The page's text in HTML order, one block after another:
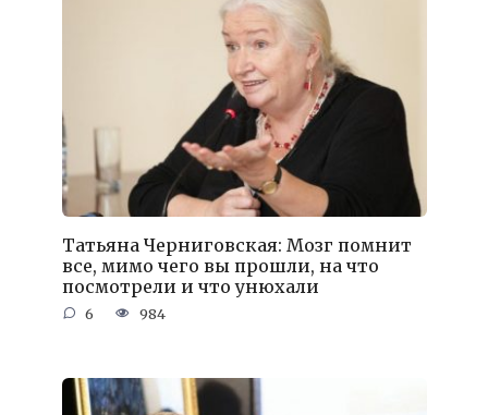
Татьяна Черниговская: Мозг помнит
все, мимо чего вы прошли, на что
посмотрели и что унюхали
6 984